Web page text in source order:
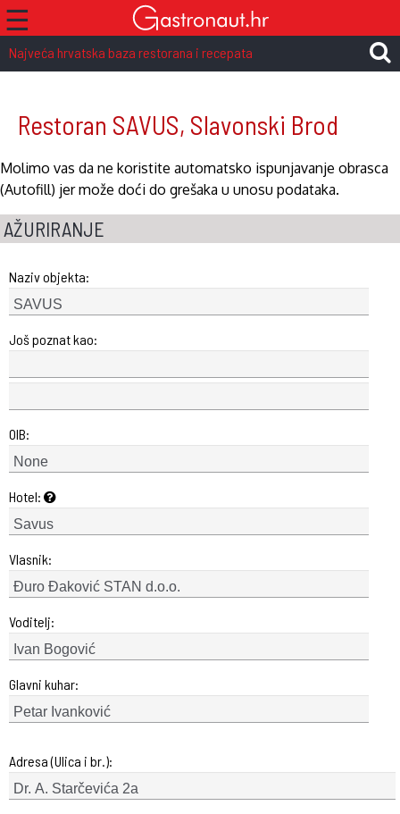
☰
Najveća hrvatska baza restorana i recepata
Restoran SAVUS, Slavonski Brod
Molimo vas da ne koristite automatsko ispunjavanje obrasca
(Autofill) jer može doći do grešaka u unosu podataka.
AŽURIRANJE
Naziv objekta:
Još poznat kao:
OIB:
Hotel:
Vlasnik:
Voditelj:
Glavni kuhar:
Adresa (Ulica i br.):